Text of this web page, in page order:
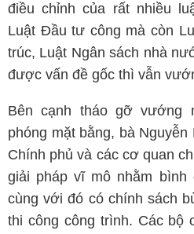
điều chỉnh của rất nhiều
Luật Đầu tư công mà còn
trúc, Luật Ngân sách nhà
được vấn đề gốc thì vẫn
Bên cạnh tháo gỡ vướng
phóng mặt bằng, bà
Chính phủ và các cơ quan
giải pháp vĩ mô nhằm bình
cùng với đó có chính sách
thi công công trình. Các bộ